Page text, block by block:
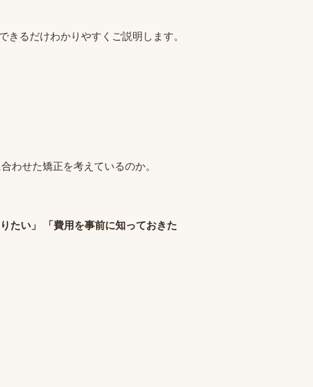
るだけわかりやすくご説明します。
わせた矯正を考えているのか。
たい」 「費用を事前に知っておきた